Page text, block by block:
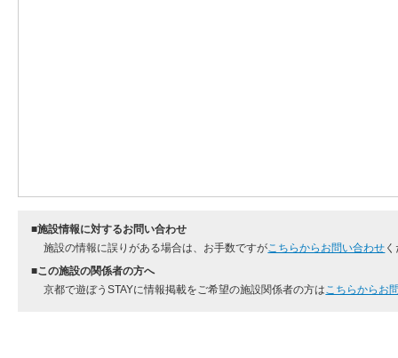
■施設情報に対するお問い合わせ
施設の情報に誤りがある場合は、お手数ですがこちらからお問い合わせ
■この施設の関係者の方へ
京都で遊ぼうSTAYに情報掲載をご希望の施設関係者の方はこちらからお